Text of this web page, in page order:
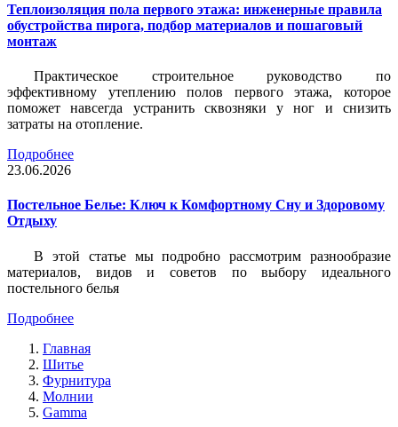
Теплоизоляция пола первого этажа: инженерные правила
обустройства пирога, подбор материалов и пошаговый
монтаж
Практическое строительное руководство по
эффективному утеплению полов первого этажа, которое
поможет навсегда устранить сквозняки у ног и снизить
затраты на отопление.
Подробнее
23.06.2026
Постельное Белье: Ключ к Комфортному Сну и Здоровому
Отдыху
В этой статье мы подробно рассмотрим разнообразие
материалов, видов и советов по выбору идеального
постельного белья
Подробнее
Главная
Шитье
Фурнитура
Молнии
Gamma